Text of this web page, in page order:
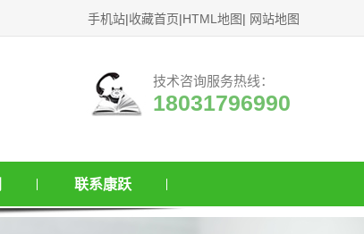
手机站|收藏首页|HTML地图| 网站地图
技术咨询服务热线：
18031796990
联系康跃